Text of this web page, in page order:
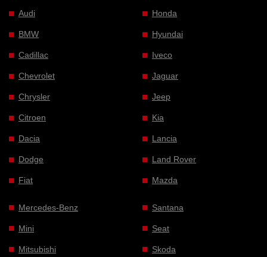
Audi
BMW
Cadillac
Chevrolet
Chrysler
Citroen
Dacia
Dodge
Fiat
Honda
Hyundai
Iveco
Jaguar
Jeep
Kia
Lancia
Land Rover
Mazda
Mercedes-Benz
Mini
Mitsubishi
Santana
Seat
Skoda